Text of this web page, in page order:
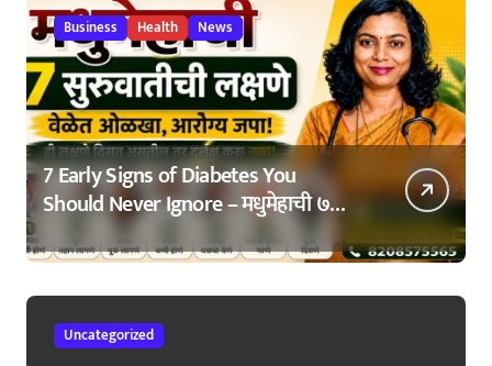
Business Health News
7 Early Signs of Diabetes You
Should Never Ignore – मधुमेहाची ७
सुरुवातीची लक्षणे – वेळेत ओळखा, आरोग्य
जपा
Uncategorized